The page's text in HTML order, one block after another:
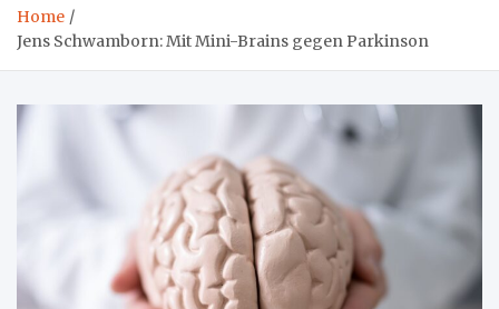
Home
Jens Schwamborn: Mit Mini-Brains gegen Parkinson